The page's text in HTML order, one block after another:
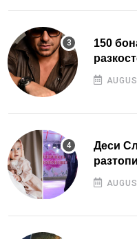
150
Деси